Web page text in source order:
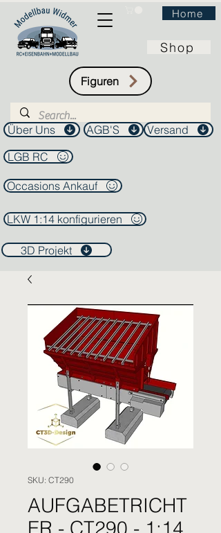
Home
Shop
Figuren
Über Uns AGB'S
Versand
LGB RC
Occasions Ankauf
LKW 1:14 konfigurieren
3D Projekt
SKU: CT290
AUFGABETRICHT